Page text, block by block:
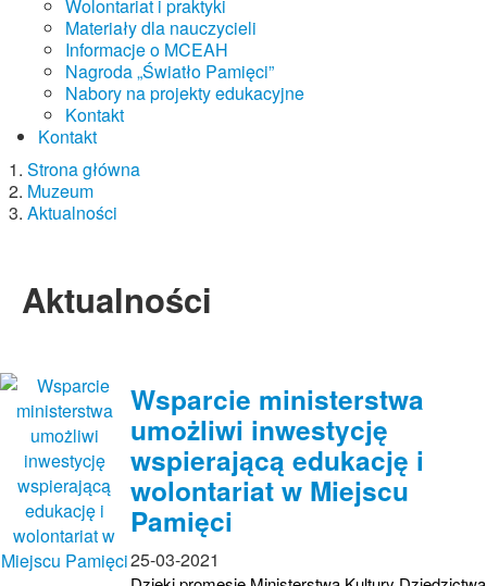
Wolontariat i praktyki
Materiały dla nauczycieli
Informacje o MCEAH
Nagroda „Światło Pamięci”
Nabory na projekty edukacyjne
Kontakt
Kontakt
Strona główna
Muzeum
Aktualności
Aktualności
Wsparcie ministerstwa
umożliwi inwestycję
wspierającą edukację i
wolontariat w Miejscu
Pamięci
25-03-2021